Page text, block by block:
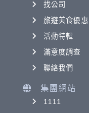
找公司
旅遊美食優惠
活動特輯
滿意度調查
聯絡我們
集團網站
1111